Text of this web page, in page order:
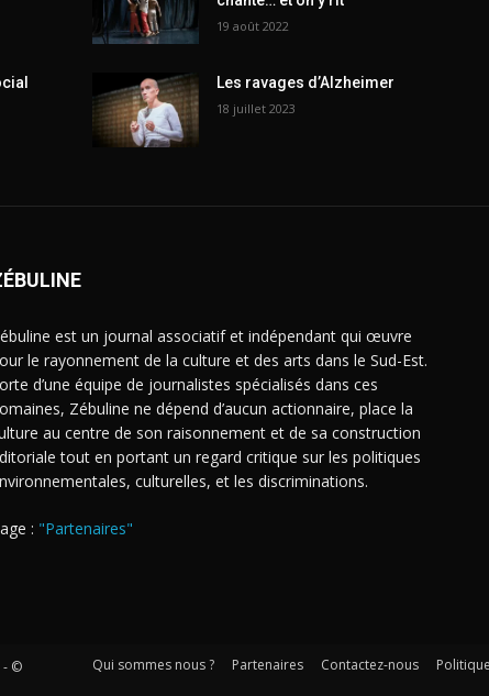
19 août 2022
Les ravages d’Alzheimer
18 juillet 2023
est un journal associatif et indépendant qui œuvre
le rayonnement de la culture et des arts dans le Sud-Est.
d’une équipe de journalistes spécialisés dans ces
Zébuline ne dépend d’aucun actionnaire, place la
au centre de son raisonnement et de sa construction
tout en portant un regard critique sur les politiques
culturelles, et les discriminations.
: "Partenaires"
- ©
Qui sommes nous ? Partenaires Contactez-nous